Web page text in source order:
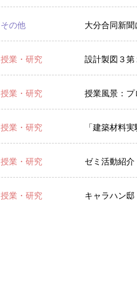
その他 大分合同新
授業・研究 設計製図３
授業・研究 授業風景：プ
授業・研究 「建築材料
授業・研究 ゼミ活動紹
授業・研究 キャラハン